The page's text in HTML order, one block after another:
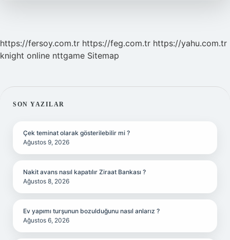
https://fersoy.com.tr https://feg.com.tr https://yahu.com.tr
knight online nttgame Sitemap
SIDEBAR
SON YAZILAR
Çek teminat olarak gösterilebilir mi ?
Ağustos 9, 2026
Nakit avans nasıl kapatılır Ziraat Bankası ?
Ağustos 8, 2026
Ev yapımı turşunun bozulduğunu nasıl anlarız ?
Ağustos 6, 2026